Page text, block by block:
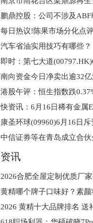
汽车省油实用技巧有哪些？
中信证券等在青岛成立合
资讯
2026合肥全屋定制优质厂